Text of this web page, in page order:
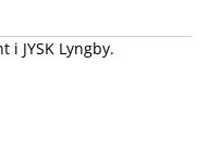
JYSK Lyngby.